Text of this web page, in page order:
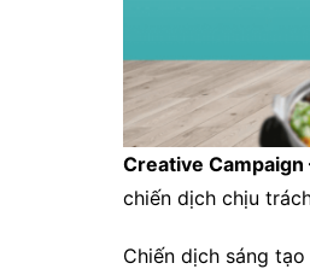
Creative Campaign
chiến dịch chịu
Chiến dịch sáng